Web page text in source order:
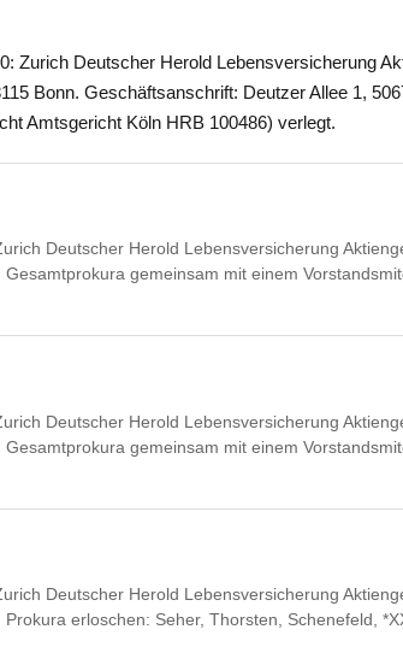
Zurich Deutscher Herold Lebensversicherung
Bonn. Geschäftsanschrift: Deutzer Allee 1,
Amtsgericht Köln HRB 100486) verlegt.
Deutscher Herold Lebensversicherung
Gesamtprokura gemeinsam mit einem
Deutscher Herold Lebensversicherung
Gesamtprokura gemeinsam mit einem
Deutscher Herold Lebensversicherung
Prokura erloschen: Seher, Thorsten, Schenefeld,